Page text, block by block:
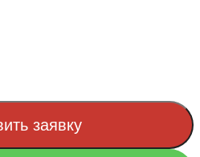
заявку